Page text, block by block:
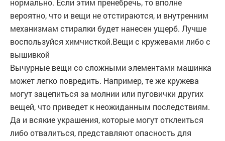
нормально. Если этим пренебречь, то вполне
вероятно, что и вещи не отстираются, и внутренним
механизмам стиралки будет нанесен ущерб. Лучше
воспользуйся химчисткой.Вещи с кружевами либо с
вышивкой
Вычурные вещи со сложными элементами машинка
может легко повредить. Например, те же кружева
могут зацепиться за молнии или пуговички других
вещей, что приведет к неожиданным последствиям.
Да и всякие украшения, которые могут отклеиться
либо отвалиться, представляют опасность для